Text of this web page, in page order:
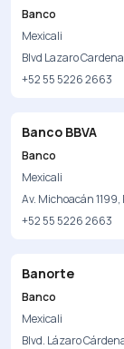
Banco
Mexicali
Blvd Lazaro
+52 55 5226 2663
Banco BBVA
Banco
Mexicali
Av. Michoacán 1199,
+52 55 5226 2663
Banorte
Banco
Mexicali
Blvd. Lázaro